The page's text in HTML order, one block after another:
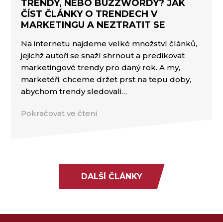
TRENDY, NEBO BUZZWORDY? JAK
ČÍST ČLÁNKY O TRENDECH V
MARKETINGU A NEZTRATIT SE
Na internetu najdeme velké množství článků,
jejichž autoři se snaží shrnout a predikovat
marketingové trendy pro daný rok. A my,
marketéři, chceme držet prst na tepu doby,
abychom trendy sledovali…
Pokračovat ve čtení
DALŠÍ ČLÁNKY